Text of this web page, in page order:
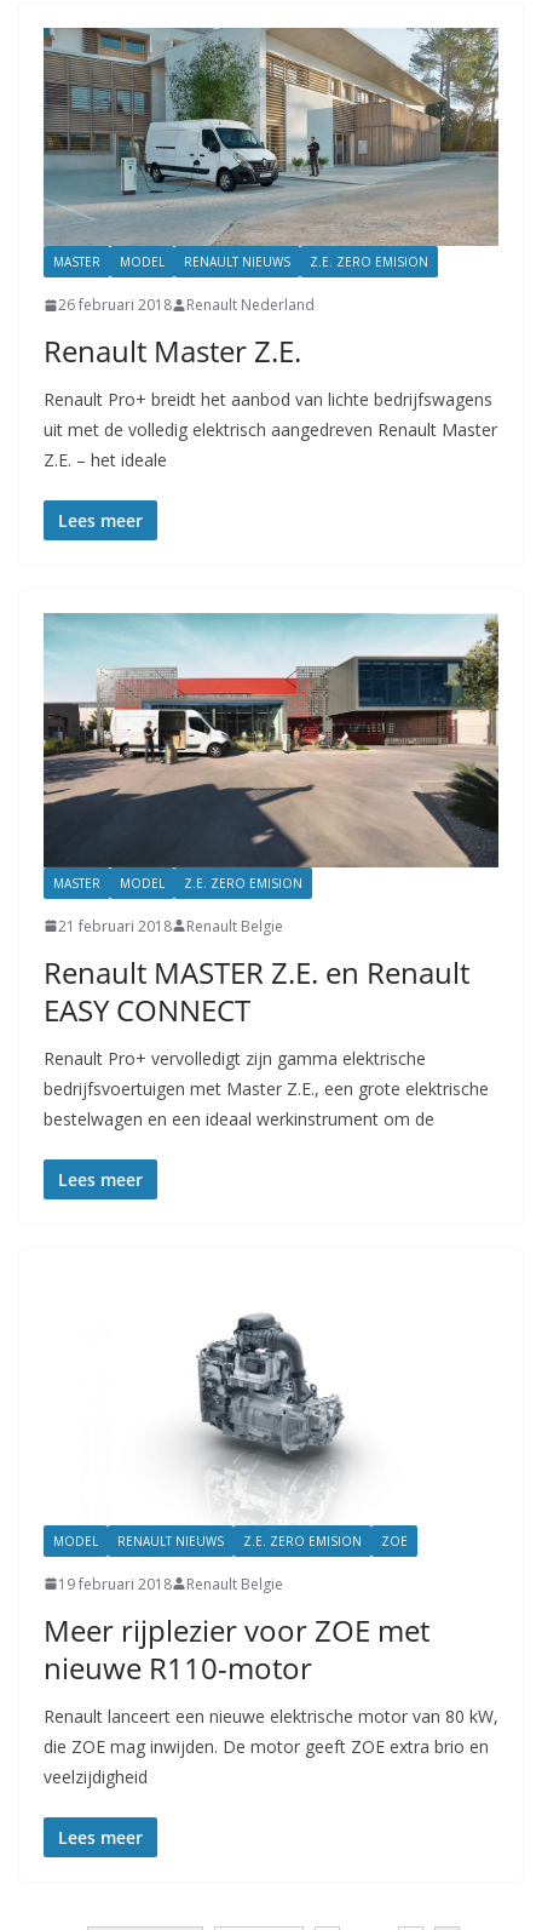
MASTER MODEL RENAULT NIEUWS Z.E. ZERO EMISION
26 februari 2018 Renault Nederland
Renault Master Z.E.
Renault Pro+ breidt het aanbod van lichte bedrijfswagens
uit met de volledig elektrisch aangedreven Renault Master
Z.E. – het ideale
Lees meer
MASTER MODEL Z.E. ZERO EMISION
21 februari 2018 Renault Belgie
Renault MASTER Z.E. en Renault
EASY CONNECT
Renault Pro+ vervolledigt zijn gamma elektrische
bedrijfsvoertuigen met Master Z.E., een grote elektrische
bestelwagen en een ideaal werkinstrument om de
Lees meer
MODEL RENAULT NIEUWS Z.E. ZERO EMISION ZOE
19 februari 2018 Renault Belgie
Meer rijplezier voor ZOE met
nieuwe R110-motor
Renault lanceert een nieuwe elektrische motor van 80 kW,
die ZOE mag inwijden. De motor geeft ZOE extra brio en
veelzijdigheid
Lees meer